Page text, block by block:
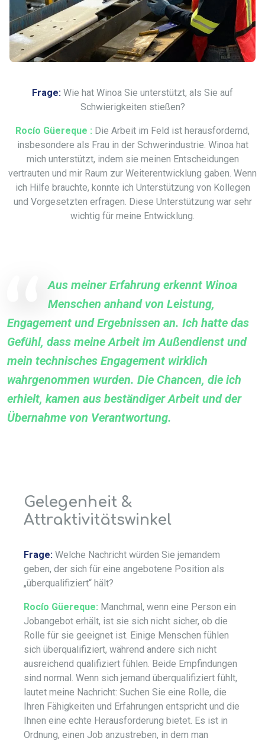
Frage: Wie hat Winoa Sie unterstützt, als Sie auf
Schwierigkeiten stießen?
Rocío Güereque : Die Arbeit im Feld ist herausfordernd,
insbesondere als Frau in der Schwerindustrie. Winoa hat
mich unterstützt, indem sie meinen Entscheidungen
vertrauten und mir Raum zur Weiterentwicklung gaben. Wenn
ich Hilfe brauchte, konnte ich Unterstützung von Kollegen
und Vorgesetzten erfragen. Diese Unterstützung war sehr
wichtig für meine Entwicklung.
Aus meiner Erfahrung erkennt Winoa
Menschen anhand von Leistung,
Engagement und Ergebnissen an. Ich hatte das
Gefühl, dass meine Arbeit im Außendienst und
mein technisches Engagement wirklich
wahrgenommen wurden. Die Chancen, die ich
erhielt, kamen aus beständiger Arbeit und der
Übernahme von Verantwortung.
Gelegenheit &
Attraktivitätswinkel
Frage: Welche Nachricht würden Sie jemandem
geben, der sich für eine angebotene Position als
„überqualifiziert“ hält?
Rocío Güereque: Manchmal, wenn eine Person ein
Jobangebot erhält, ist sie sich nicht sicher, ob die
Rolle für sie geeignet ist. Einige Menschen fühlen
sich überqualifiziert, während andere sich nicht
ausreichend qualifiziert fühlen. Beide Empfindungen
sind normal. Wenn sich jemand überqualifiziert fühlt,
lautet meine Nachricht: Suchen Sie eine Rolle, die
Ihren Fähigkeiten und Erfahrungen entspricht und die
Ihnen eine echte Herausforderung bietet. Es ist in
Ordnung, einen Job anzustreben, in dem man